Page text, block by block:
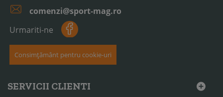
comenzi@sport-mag.ro
Urmariti-ne
Consimțământ pentru cookie-uri
SERVICII CLIENTI